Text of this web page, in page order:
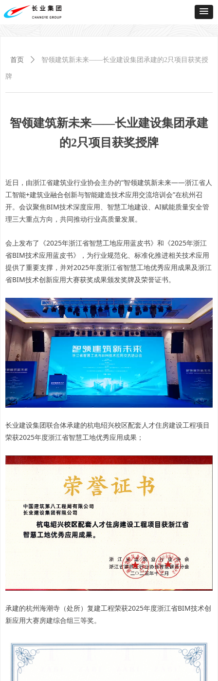
智领建筑新未来——长业建设集团承建
的2只项目获奖授牌
近日，由浙江省建筑业行业协会主办的“智领建筑新未来——浙江省人
工智能+建筑业融合创新与智能建造技术应用交流培训会”在杭州召
开。会议聚焦BIM技术深度应用、智慧工地建设、AI赋能质量安全管
理三大重点方向，共同推动行业高质量发展。
会上发布了《2025年浙江省智慧工地应用蓝皮书》和《2025年浙江
省BIM技术应用蓝皮书》，为行业规范化、标准化推进相关技术应用
提供了重要支撑，并对2025年度浙江省智慧工地优秀应用成果及浙江
省BIM技术创新应用大赛获奖成果颁发奖牌及荣誉证书。
长业建设集团联合体承建的杭电绍兴校区配套人才住房建设工程项目
荣获2025年度浙江省智慧工地优秀应用成果；
承建的杭州海潮寺（处所）复建工程荣获2025年度浙江省BIM技术创
新应用大赛房建综合组三等奖。
首页 ꄲ 智领建筑新未来——长业建设集团承建的2只项目获奖授
牌